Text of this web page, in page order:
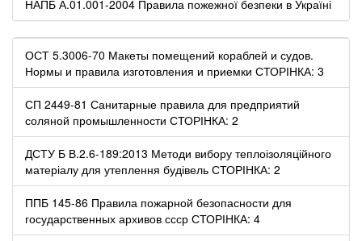
НАПБ А.01.001-2004 Правила пожежної безпеки в Україні
ОСТ 5.3006-70 Макеты помещений кораблей и судов.
Нормы и правила изготовления и приемки СТОРІНКА: 3
СП 2449-81 Санитарные правила для предприятий
соляной промышленности СТОРІНКА: 2
ДСТУ Б В.2.6-189:2013 Методи вибору теплоізоляційного
матеріалу для утеплення будівель СТОРІНКА: 2
ППБ 145-86 Правила пожарной безопасности для
государственных архивов ссср СТОРІНКА: 4